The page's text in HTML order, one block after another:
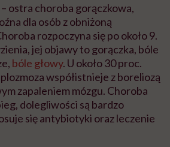
– ostra choroba gorączkowa,
dla osób z obniżoną
rozpoczyna się po około 9.
jej objawy to gorączka, bóle
bóle głowy. U około 30 proc.
współistnieje z boreliozą
zapaleniem mózgu. Choroba
dolegliwości są bardzo
się antybiotyki oraz leczenie